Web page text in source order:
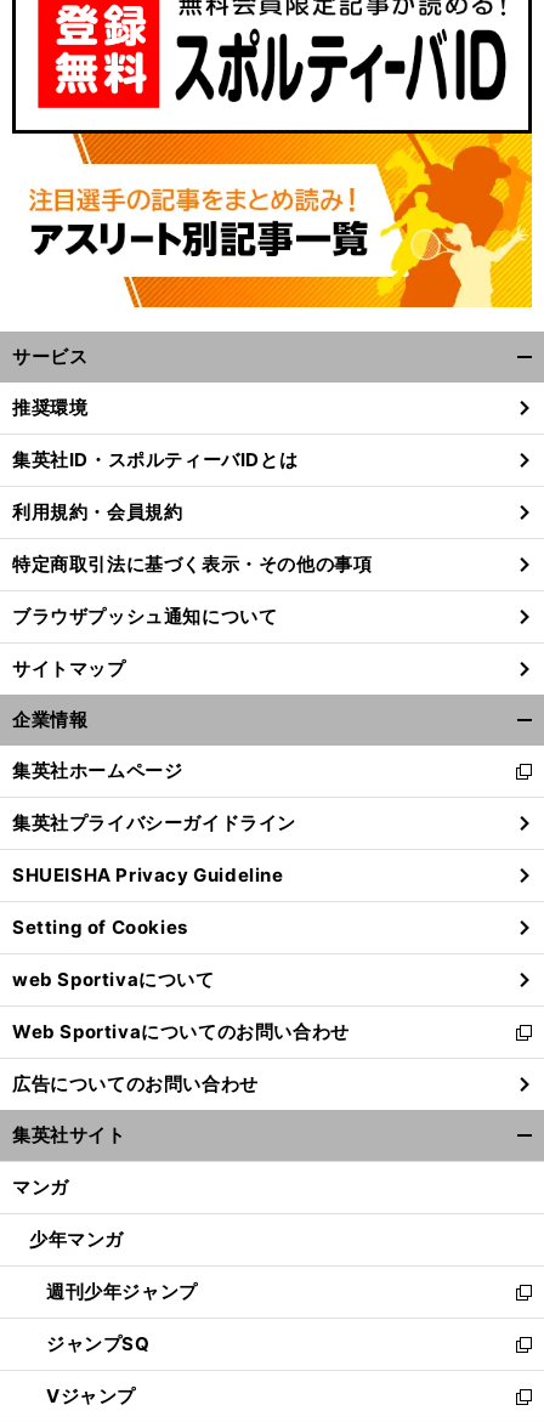
サービス
閉
る
推奨環境
集英社ID・スポルティーバIDとは
利用規約・会員規約
特定商取引法に基づく表示・その他の事項
ブラウザプッシュ通知について
サイトマップ
企業情報
閉
る
集英社ホームページ
新
し
い
ウ
ィ
ン
ド
ウ
で
開
く
集英社プライバシーガイドライン
SHUEISHA Privacy Guideline
Setting of Cookies
web Sportivaについて
Web Sportivaについてのお問い合わせ
新
し
い
ウ
ィ
ン
ウ
開
く
広告についてのお問い合わせ
集英社サイト
マンガ
少年マンガ
週刊少年ジャンプ
新
し
い
ウ
ィ
ジャンプSQ
新
し
い
Vジャンプ
新